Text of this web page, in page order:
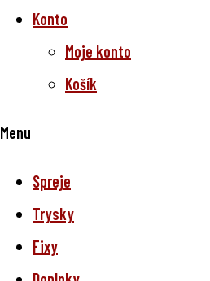
Konto
Moje konto
Košík
Menu
Spreje
Trysky
Fixy